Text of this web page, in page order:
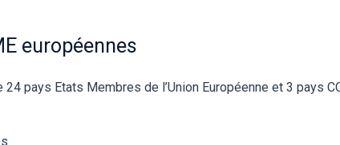
européennes
pays Etats Membres de l’Union Européenne et 3 pays